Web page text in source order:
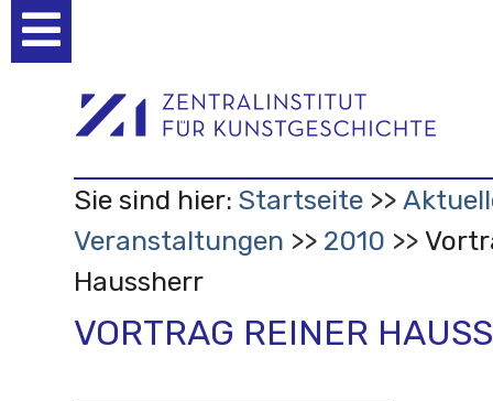
Werkzeuge
Sie sind hier: Startseite
Veranstaltungen
2010
Haussherr
VORTRAG REINER